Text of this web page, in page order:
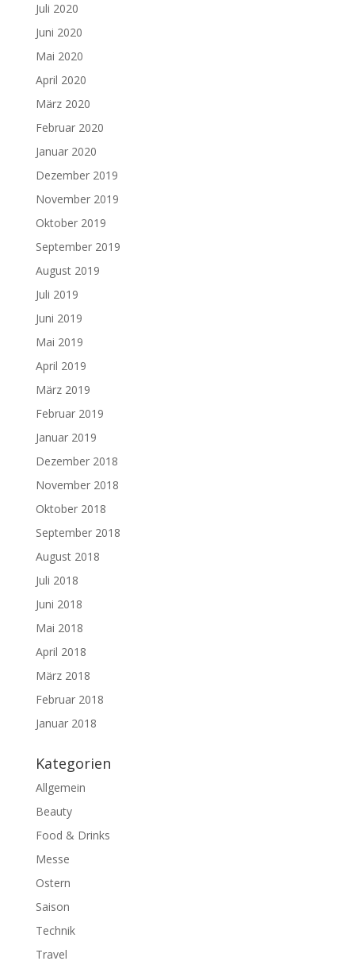
Juli 2020
Juni 2020
Mai 2020
April 2020
März 2020
Februar 2020
Januar 2020
Dezember 2019
November 2019
Oktober 2019
September 2019
August 2019
Juli 2019
Juni 2019
Mai 2019
April 2019
März 2019
Februar 2019
Januar 2019
Dezember 2018
November 2018
Oktober 2018
September 2018
August 2018
Juli 2018
Juni 2018
Mai 2018
April 2018
März 2018
Februar 2018
Januar 2018
Kategorien
Allgemein
Beauty
Food & Drinks
Messe
Ostern
Saison
Technik
Travel